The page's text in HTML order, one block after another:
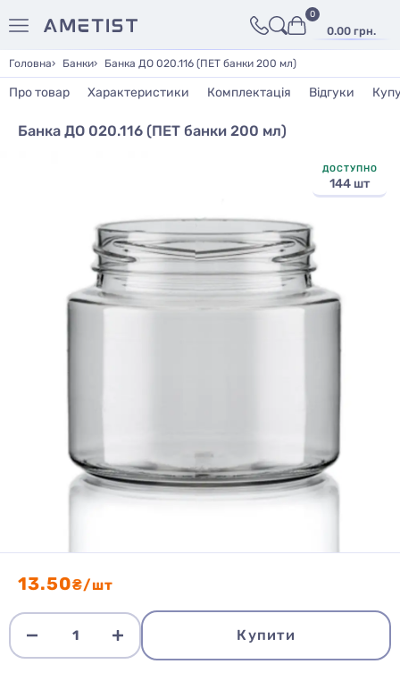
0.00 грн.
0
Головна Банки Банка ДО 020.116 (ПЕТ банки 200 мл)
Про товар Характеристики Комплектація Відгуки
Банка ДО 020.116 (ПЕТ банки 200 мл)
ДОСТУПНО
144 шт
13.50₴/шт
Купити